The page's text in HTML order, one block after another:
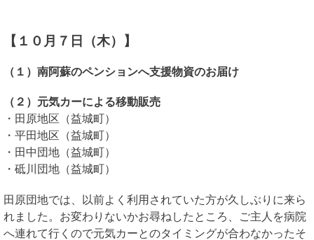
【１０月７日（木）】
（１）南阿蘇のペンションへ支援物資のお届け
（２）元気カーによる移動販売
・田原地区（益城町）
・平田地区（益城町）
・田中団地（益城町）
・砥川団地（益城町）
田原団地では、以前よく利用されていた方が久しぶりに来ら
れました。お変わりないかお尋ねしたところ、ご主人を病院
へ連れて行くので元気カーとのタイミングが合わなかったそ